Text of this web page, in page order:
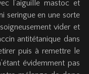
l’aiguille mastoc et
seringue en une sorte
vider et
antitétanique dans
puis à remettre le
évidemment pas